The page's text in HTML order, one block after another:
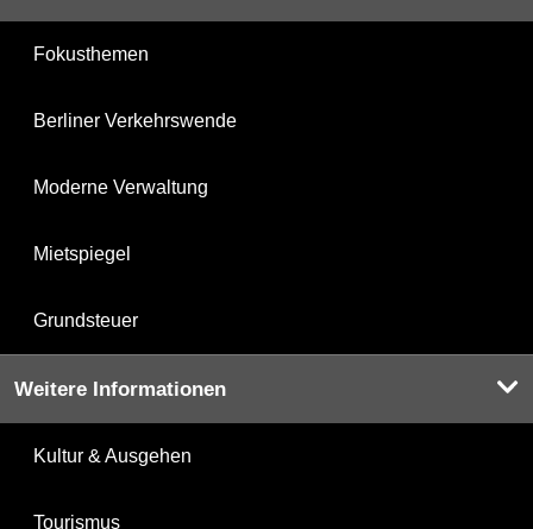
Fokusthemen
Berliner Verkehrswende
Moderne Verwaltung
Mietspiegel
Grundsteuer
Weitere Informationen
Kultur & Ausgehen
Tourismus